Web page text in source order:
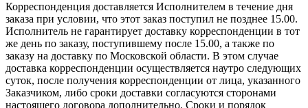
Корреспонденция доставляется Исполнителем в течение дня
заказа при условии, что этот заказ поступил не позднее 15.00.
Исполнитель не гарантирует доставку корреспонденции в тот
же день по заказу, поступившему после 15.00, а также по
заказу на доставку по Московской области. В этом случае
доставка корреспонденции осуществляется наутро следующих
суток, после получения корреспонденции от лица, указанного
Заказчиком, либо сроки доставки согласуются сторонами
настоящего договора дополнительно. Сроки и порядок